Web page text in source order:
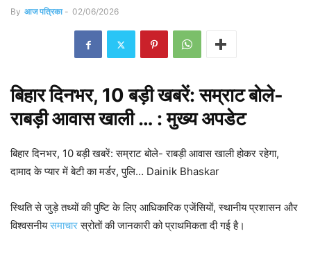
By आज पत्रिका - 02/06/2026
बिहारदिनभर, 10 बड़ी खबरें: सम्राट बोले-
राबड़ी आवास खाली … : मुख्यअपडेट
बिहार दिनभर, 10 बड़ी खबरें: सम्राट बोले- राबड़ी आवास खाली होकर रहेगा,
दामाद के प्यार में बेटी का मर्डर, पुलि… Dainik Bhaskar
स्थिति से जुड़े तथ्यों की पुष्टि के लिए आधिकारिक एजेंसियों, स्थानीय प्रशासन और
विश्वसनीयसमाचारस्रोतों की जानकारी को प्राथमिकता दी गई है।